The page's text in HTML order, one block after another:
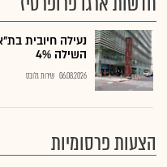
השילה 4%
06.08.2026 שירות גלובס
הצעות פרסומיות